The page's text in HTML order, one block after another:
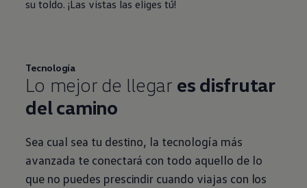
su toldo. ¡Las vistas las eliges tú!
Tecnología
Lo mejor de llegar es disfrutar
del camino
Sea cual sea tu destino, la tecnología más
avanzada te conectará con todo aquello de lo
que no puedes prescindir cuando viajas con los